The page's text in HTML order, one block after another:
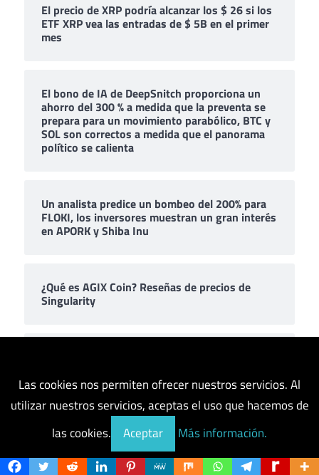
El precio de XRP podría alcanzar los $ 26 si los
ETF XRP vea las entradas de $ 5B en el primer
mes
El bono de IA de DeepSnitch proporciona un
ahorro del 300 % a medida que la preventa se
prepara para un movimiento parabólico, BTC y
SOL son correctos a medida que el panorama
político se calienta
Un analista predice un bombeo del 200% para
FLOKI, los inversores muestran un gran interés
en APORK y Shiba Inu
¿Qué es AGIX Coin? Reseñas de precios de
Singularity
Comentarios recientes
Las cookies nos permiten ofrecer nuestros servicios. Al
utilizar nuestros servicios, aceptas el uso que hacemos de
las cookies.
Aceptar Más información.